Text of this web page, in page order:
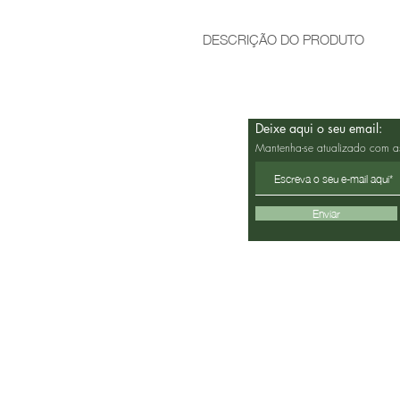
DESCRIÇÃO DO PRODUTO
Deixe aqui o seu email:
Mantenha-se atualizado com
Enviar